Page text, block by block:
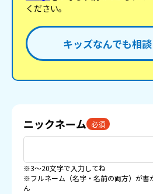
ください。
キッズなんでも相
ニックネーム 必須
※3〜20文字で入力してね
※フルネーム（名字・名前の両方）が書
ん